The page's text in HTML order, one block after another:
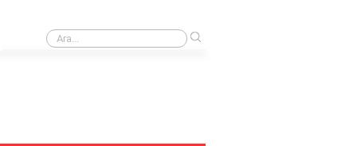
Alexandrite lazer kimler kullanamaz?